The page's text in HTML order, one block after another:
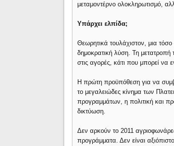
μεταμοντέρνο ολοκληρωτισμό,
Υπάρχει ελπίδα;
Θεωρητικά τουλάχιστον, μια
δημοκρατική λύση. Τη
στις αγορές, κάτι που μπορεί να
Η πρώτη προϋπόθεση για να
το μεγαλειώδες κίνημα των
προγραμμάτων, η πολιτική και
δικτύωση.
Δεν αρκούν το 2011
προγράμματα. Δεν είναι